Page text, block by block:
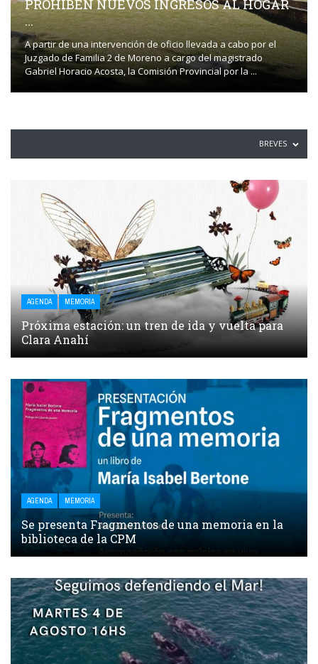
PROHÍBEN NUEVOS INGRESOS AL HOGAR
...
A partir de una intervención de oficio llevada a cabo por el
Juzgado de Familia 2 de Moreno a cargo del magistrado
Gabriel Horacio Acosta, la Comisión Provincial por la ...
BREVES
AGENDA MEMORIA
Próxima estación: un tren de ida y vuelta para
Clara Anahí
AGENDA MEMORIA
Se presenta Fragmentos de una memoria en la
biblioteca de la CPM